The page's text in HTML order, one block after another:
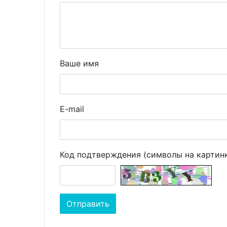
Ваше имя
E-mail
Код подтверждения (символы на